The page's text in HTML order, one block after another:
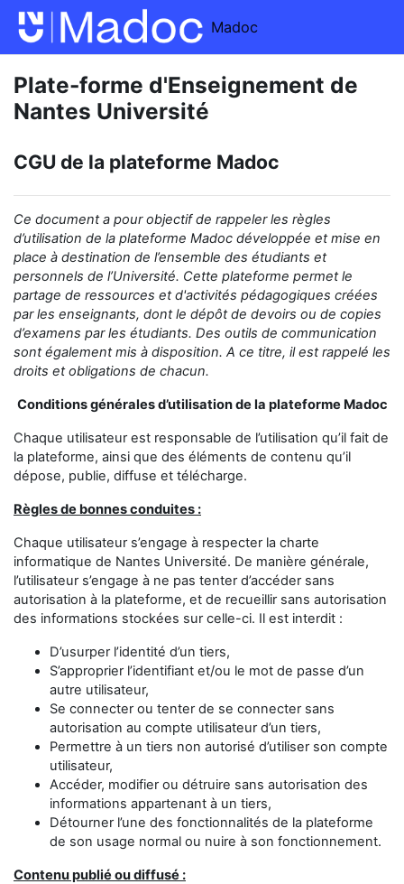
Passer au contenu principal
Madoc
Plate-forme d'Enseignement de
Nantes Université
CGU de la plateforme Madoc
Ce document a pour objectif de rappeler les règles
d’utilisation de la plateforme Madoc développée et mise en
place à destination de l’ensemble des étudiants et
personnels de l’Université. Cette plateforme permet le
partage de ressources et d'activités pédagogiques créées
par les enseignants, dont le dépôt de devoirs ou de copies
d’examens par les étudiants. Des outils de communication
sont également mis à disposition. A ce titre, il est rappelé les
droits et obligations de chacun.
Conditions générales d’utilisation de la plateforme Madoc
Chaque utilisateur est responsable de l’utilisation qu’il fait de
la plateforme, ainsi que des éléments de contenu qu’il
dépose, publie, diffuse et télécharge.
Règles de bonnes conduites :
Chaque utilisateur s’engage à respecter la charte
informatique de Nantes Université. De manière générale,
l’utilisateur s’engage à ne pas tenter d’accéder sans
autorisation à la plateforme, et de recueillir sans autorisation
des informations stockées sur celle-ci. Il est interdit :
D’usurper l’identité d’un tiers,
S’approprier l’identifiant et/ou le mot de passe d’un
autre utilisateur,
Se connecter ou tenter de se connecter sans
autorisation au compte utilisateur d’un tiers,
Permettre à un tiers non autorisé d’utiliser son compte
utilisateur,
Accéder, modifier ou détruire sans autorisation des
informations appartenant à un tiers,
Détourner l’une des fonctionnalités de la plateforme
de son usage normal ou nuire à son fonctionnement.
Contenu publié ou diffusé :